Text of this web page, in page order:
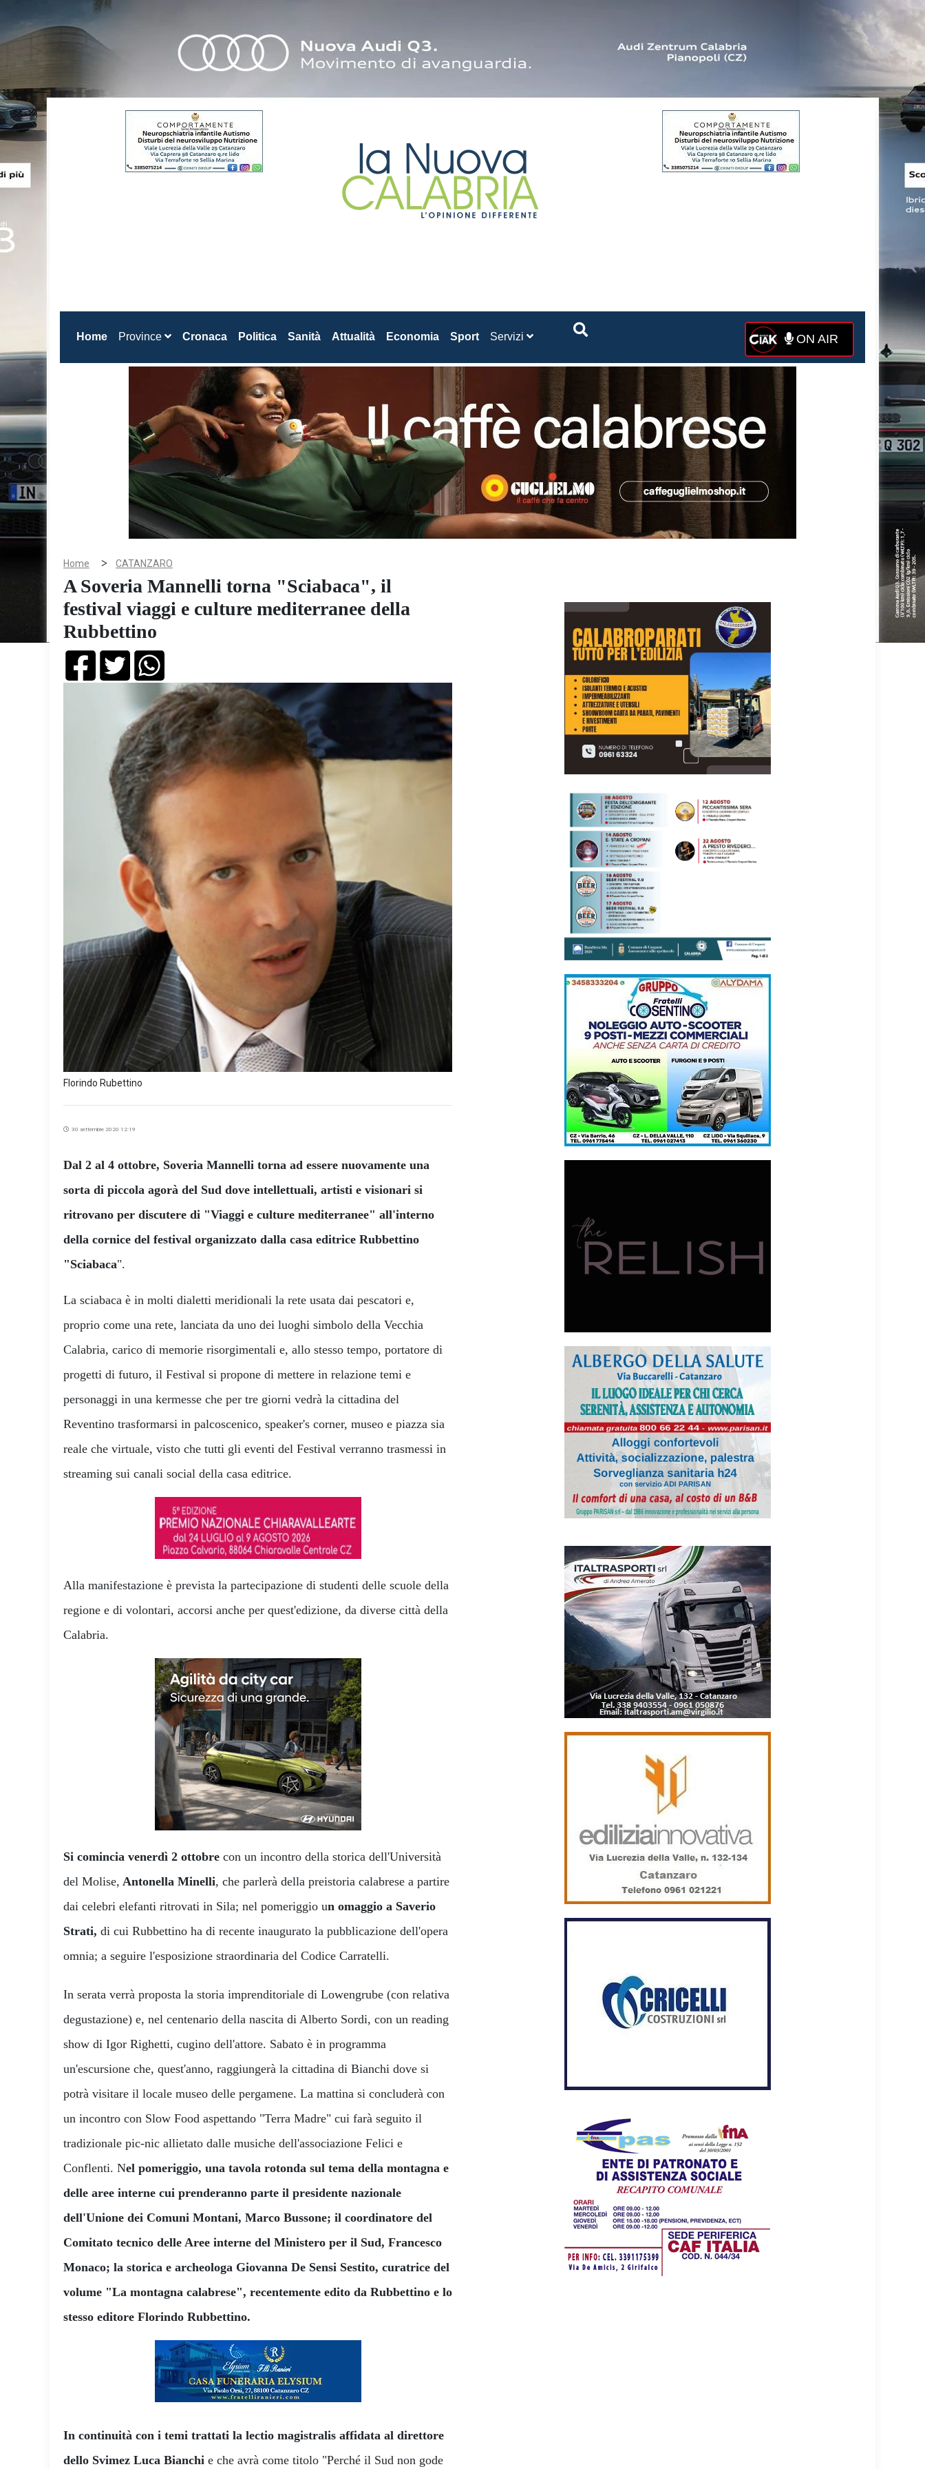
Home(current)
Province Cronaca Politica Sanità Attualità Economia Sport Servizi ON AIR
Home > CATANZARO
A Soveria Mannelli torna "Sciabaca", il
festival viaggi e culture mediterranee della
Rubbettino
Florindo Rubettino
30 settembre 2020 12:19
Dal 2 al 4 ottobre, Soveria Mannelli torna ad essere nuovamente una
sorta di piccola agorà del Sud dove intellettuali, artisti e visionari si
ritrovano per discutere di "Viaggi e culture mediterranee" all'interno
della cornice del festival organizzato dalla casa editrice Rubbettino
"Sciabaca".
La sciabaca è in molti dialetti meridionali la rete usata dai pescatori e,
proprio come una rete, lanciata da uno dei luoghi simbolo della Vecchia
Calabria, carico di memorie risorgimentali e, allo stesso tempo, portatore di
progetti di futuro, il Festival si propone di mettere in relazione temi e
personaggi in una kermesse che per tre giorni vedrà la cittadina del
Reventino trasformarsi in palcoscenico, speaker's corner, museo e piazza sia
reale che virtuale, visto che tutti gli eventi del Festival verranno trasmessi in
streaming sui canali social della casa editrice.
Alla manifestazione è prevista la partecipazione di studenti delle scuole della
regione e di volontari, accorsi anche per quest'edizione, da diverse città della
Calabria.
Si comincia venerdì 2 ottobre con un incontro della storica dell'Università
del Molise, Antonella Minelli, che parlerà della preistoria calabrese a partire
dai celebri elefanti ritrovati in Sila; nel pomeriggio un omaggio a Saverio
Strati, di cui Rubbettino ha di recente inaugurato la pubblicazione dell'opera
omnia; a seguire l'esposizione straordinaria del Codice Carratelli.
In serata verrà proposta la storia imprenditoriale di Lowengrube (con relativa
degustazione) e, nel centenario della nascita di Alberto Sordi, con un reading
show di Igor Righetti, cugino dell'attore. Sabato è in programma
un'escursione che, quest'anno, raggiungerà la cittadina di Bianchi dove si
potrà visitare il locale museo delle pergamene. La mattina si concluderà con
un incontro con Slow Food aspettando "Terra Madre" cui farà seguito il
tradizionale pic-nic allietato dalle musiche dell'associazione Felici e
Conflenti. Nel pomeriggio, una tavola rotonda sul tema della montagna e
delle aree interne cui prenderanno parte il presidente nazionale
dell'Unione dei Comuni Montani, Marco Bussone; il coordinatore del
Comitato tecnico delle Aree interne del Ministero per il Sud, Francesco
Monaco; la storica e archeologa Giovanna De Sensi Sestito, curatrice del
volume "La montagna calabrese", recentemente edito da Rubbettino e lo
stesso editore Florindo Rubbettino.
In continuità con i temi trattati la lectio magistralis affidata al direttore
dello Svimez Luca Bianchi e che avrà come titolo "Perché il Sud non gode